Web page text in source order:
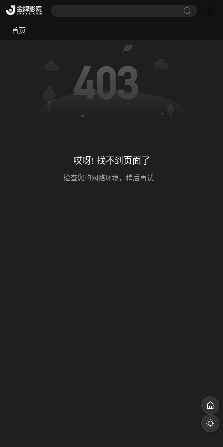
首页
哎呀! 找不到页面了
检查您的网络环境，稍后再试...